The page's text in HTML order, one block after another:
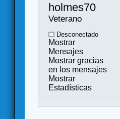
holmes70
Veterano
Desconectado
Mostrar
Mensajes
Mostrar gracias
en los mensajes
Mostrar
Estadísticas